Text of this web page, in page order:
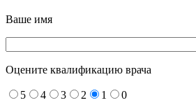
Ваше имя
Оцените квалификацию врача
5 4 3 2 1 0